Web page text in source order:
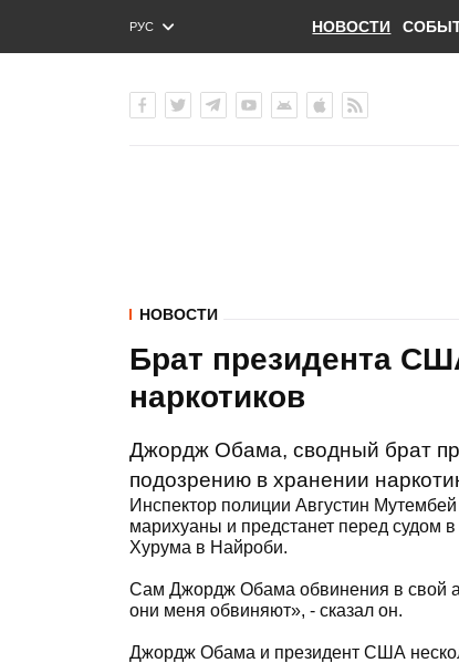
РУС
ENG
НОВОСТИ
НОВОСТИ
Брат президента
наркотиков
Джордж Обама, сводный брат
подозрению в хранении
Инспектор полиции Августин
марихуаны и предстанет перед судом
Хурума в Найроби.
Сам Джордж Обама обвинения в свой
они меня обвиняют», - сказал он.
Джордж Обама и президент США